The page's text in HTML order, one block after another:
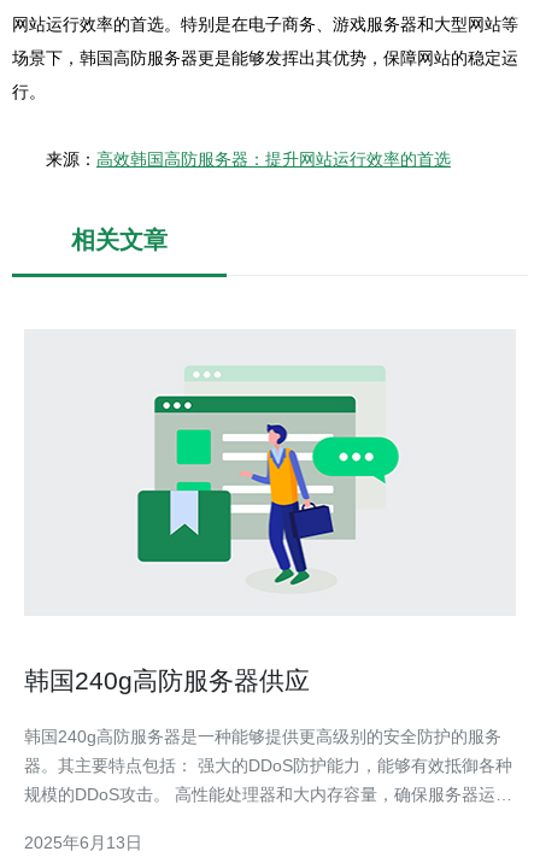
网站运行效率的首选。特别是在电子商务、游戏服务器和大型网站等
场景下，韩国高防服务器更是能够发挥出其优势，保障网站的稳定运
行。
来源： 高效韩国高防服务器：提升网站运行效率的首选
相关文章
韩国240g高防服务器供应
韩国240g高防服务器是一种能够提供更高级别的安全防护的服务
器。其主要特点包括： 强大的DDoS防护能力，能够有效抵御各种
规模的DDoS攻击。 高性能处理器和大内存容量，确保服务器运行
可靠的数据备份和恢复功能，保障数据安全。 选择韩国240g高防
2025年6月13日